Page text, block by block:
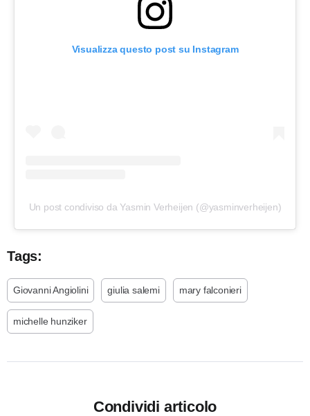
Visualizza questo post su Instagram
Un post condiviso da Yasmin Verheijen (@yasminverheijen)
Tags:
Giovanni Angiolini giulia salemi mary falconieri
michelle hunziker
Condividi articolo